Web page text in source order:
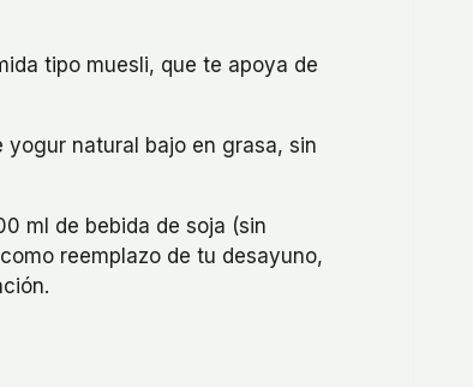
tipo muesli, que te apoya de
natural bajo en grasa, sin
ml de bebida de soja (sin
reemplazo de tu desayuno,